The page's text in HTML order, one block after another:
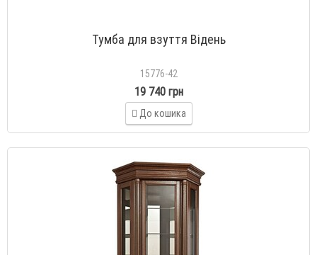
Тумба для взуття Відень
15776-42
19 740 грн
До кошика